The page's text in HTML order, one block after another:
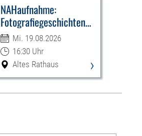
NAHaufnahme:
Fotografiegeschichten
Leipzigs
Mi. 19.08.2026
16:30 Uhr
Altes Rathaus
›